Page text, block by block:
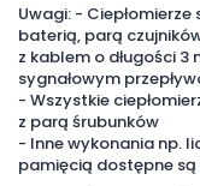
Uwagi: -
baterią, parą
z kablem o długości 3
sygnałowym
- Wszystkie
z parą śrubunków
- Inne wykonania np.
pamięcią dostępne